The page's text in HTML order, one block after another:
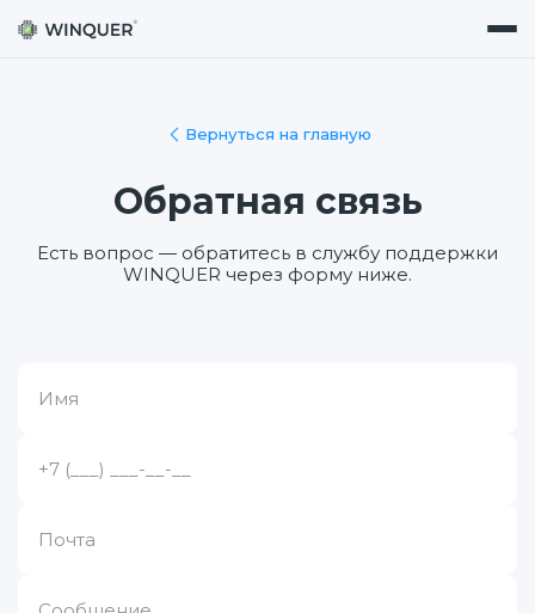
Вернуться на главную
Обратная связь
Есть вопрос — обратитесь в службу поддержки
WINQUER через форму ниже.